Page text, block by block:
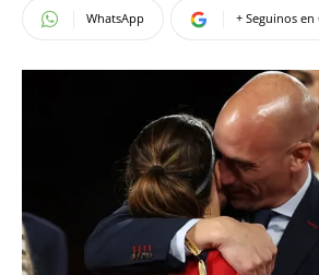
WhatsApp + Seguinos en